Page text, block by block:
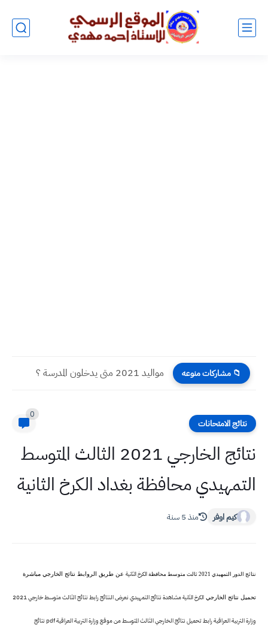
📁 مشاركات منوعه مواليد 2021 متى يدخلون المدرسة ؟
نتائج الامتحانات
0
نتائج الخارجي 2021 الثالث المتوسط
التمهيدي محافظة بغداد الكرخ الثانية
كيم اوفر منذ 5 سنة
نتائج الدور التمهيدي 2021 ثالث متوسط محافظة الكرخ الثانية عن طريق الروابط نتائج الخارجي مباشرة
تحميل نتائج الخارجي الكرخ الثانية مشاهدة نتائج التمهيدي نعرض النتائج رابط نتائج الثالث متوسط خارجي 2021
وزارة التربية العراقية رابط تحميل نتائج الخارجي الثالث المتوسط من موقع وزارة التربية العراقية pdf نتائج